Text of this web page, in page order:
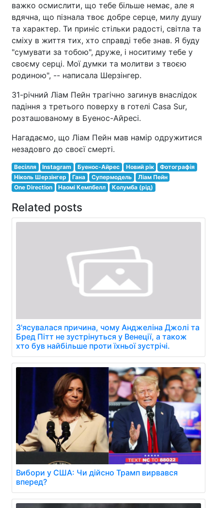
важко осмислити, що тебе більше немає, але я
вдячна, що пізнала твоє добре серце, милу душу
та характер. Ти приніс стільки радості, світла та
сміху в життя тих, хто справді тебе знав. Я буду
"сумувати за тобою", друже, і носитиму тебе у
своєму серці. Мої думки та молитви з твоєю
родиною", -- написала Шерзінгер.
31-річний Ліам Пейн трагічно загинув внаслідок
падіння з третього поверху в готелі Casa Sur,
розташованому в Буенос-Айресі.
Нагадаємо, що Ліам Пейн мав намір одружитися
незадовго до своєї смерті.
Весілля Instagram Буенос-Айрес Новий рік
Фотографія
Ніколь Шерзінгер
Гана Супермодель
Ліам Пейн
One Direction
Наомі Кемпбелл Колумба (рід)
Related posts
З'ясувалася причина, чому Анджеліна Джолі та
Бред Пітт не зустрінуться у Венеції, а також
хто був найбільше проти їхньої зустрічі.
Вибори у США: Чи дійсно Трамп вирвався
вперед?